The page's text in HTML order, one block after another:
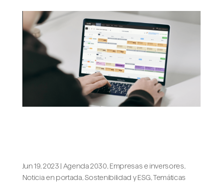
Jun 19, 2023 | Agenda 2030, Empresas e inversores,
Noticia en portada,Sostenibilidad y ESG,Temáticas